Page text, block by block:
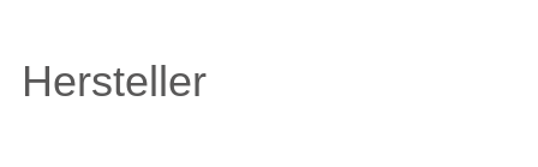
Hersteller